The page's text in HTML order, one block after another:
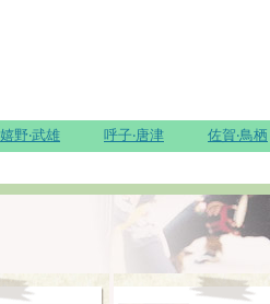
佐賀‧鳥栖
呼子‧唐津
嬉野‧武雄